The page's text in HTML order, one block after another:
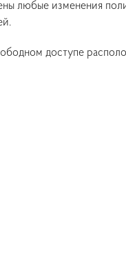
любые изменения
доступе